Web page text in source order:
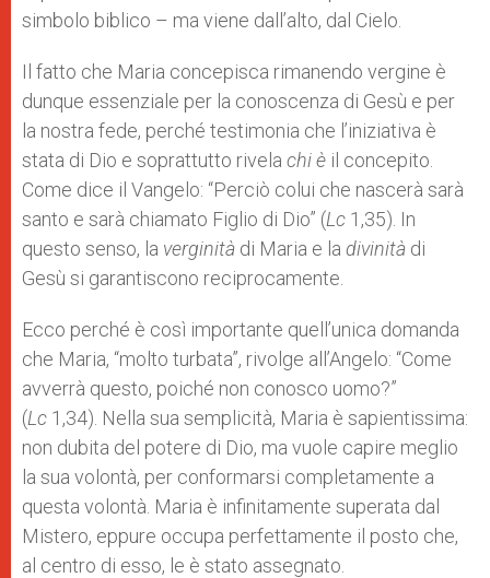
simbolo biblico – ma viene dall’alto, dal Cielo.
Il fatto che Maria concepisca rimanendo vergine è
dunque essenziale per la conoscenza di Gesù e per
la nostra fede, perché testimonia che l’iniziativa è
stata di Dio e soprattutto rivela chi è il concepito.
Come dice il Vangelo: “Perciò colui che nascerà sarà
santo e sarà chiamato Figlio di Dio” (Lc 1,35). In
questo senso, la verginità di Maria e la divinità di
Gesù si garantiscono reciprocamente.
Ecco perché è così importante quell’unica domanda
che Maria, “molto turbata”, rivolge all’Angelo: “Come
avverrà questo, poiché non conosco uomo?”
(Lc 1,34). Nella sua semplicità, Maria è sapientissima:
non dubita del potere di Dio, ma vuole capire meglio
la sua volontà, per conformarsi completamente a
questa volontà. Maria è infinitamente superata dal
Mistero, eppure occupa perfettamente il posto che,
al centro di esso, le è stato assegnato.